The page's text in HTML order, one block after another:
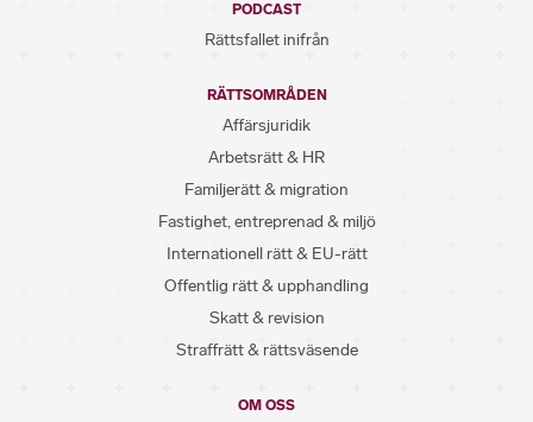
PODCAST
Rättsfallet inifrån
RÄTTSOMRÅDEN
Affärsjuridik
Arbetsrätt & HR
Familjerätt & migration
Fastighet, entreprenad & miljö
Internationell rätt & EU-rätt
Offentlig rätt & upphandling
Skatt & revision
Straffrätt & rättsväsende
OM OSS